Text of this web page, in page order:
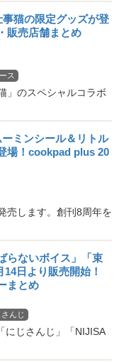
猫の限定グッズが登
販売店舗まとめ
ス
」のスペシャルコラボ
ーミンシール＆リトル
場！cookpad plus 20
売します。創刊8周年を
らないボイス」「束
日より販売開始！
まとめ
んじ
にじさんじ」「NIJISA